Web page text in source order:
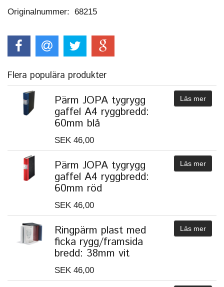
Originalnummer: 68215
Flera populära produkter
Pärm JOPA tygrygg
gaffel A4 ryggbredd:
60mm blå
SEK 46,00
Läs mer
Pärm JOPA tygrygg
gaffel A4 ryggbredd:
60mm röd
SEK 46,00
Läs mer
Ringpärm plast med
ficka rygg/framsida
bredd: 38mm vit
SEK 46,00
Läs mer